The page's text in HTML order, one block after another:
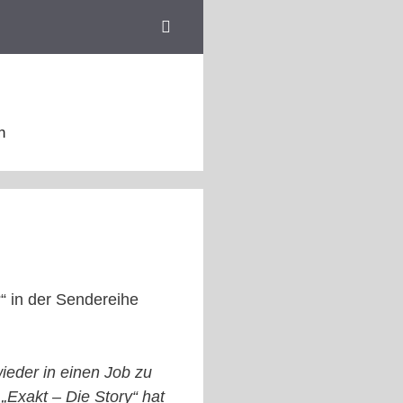
in der Sendereihe
in einen Job zu
– Die Story“ hat